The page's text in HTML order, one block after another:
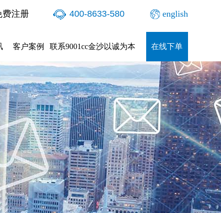
费注册 400-8633-580 english
客户案例 联系9001cc金沙以诚为本 在线下单